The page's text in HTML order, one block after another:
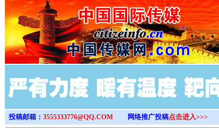
>
投稿邮箱： 3555333776@QQ.COM 网络推广投稿点击进入>>>